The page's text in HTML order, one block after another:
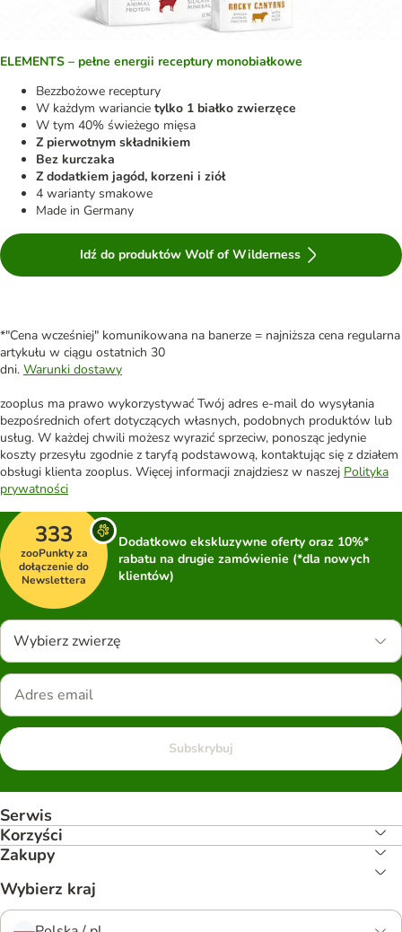
ELEMENTS – pełne energii receptury monobiałkowe
Bezzbożowe receptury
W każdym wariancie tylko 1 białko zwierzęce
W tym 40% świeżego mięsa
Z pierwotnym składnikiem
Bez kurczaka
Z dodatkiem jagód, korzeni i ziół
4 warianty smakowe
Made in Germany
Idź do produktów Wolf of Wilderness
*"Cena wcześniej" komunikowana na banerze = najniższa cena regularna
artykułu w ciągu ostatnich 30
dni. Warunki dostawy
zooplus ma prawo wykorzystywać Twój adres e-mail do wysyłania
bezpośrednich ofert dotyczących własnych, podobnych produktów lub
usług. W każdej chwili możesz wyrazić sprzeciw, ponosząc jedynie
koszty przesyłu zgodnie z taryfą podstawową, kontaktując się z działem
obsługi klienta zooplus. Więcej informacji znajdziesz w naszej Polityka
prywatności
333
zooPunkty za
dołączenie do
Newslettera
Dodatkowo ekskluzywne oferty oraz 10%*
rabatu na drugie zamówienie (*dla nowych
klientów)
Wybierz zwierzę
Subskrybuj
Serwis
Korzyści
Zakupy
Wybierz kraj